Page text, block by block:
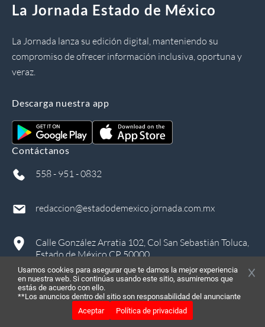
in
La Jornada Estado de México
La Jornada lanza su edición digital, manteniendo su
compromiso de ofrecer información inclusiva, oportuna y
veraz.
Descarga nuestra app
Contáctanos
558 - 951 - 0832
redaccion@estadodemexico.jornada.com.mx
Calle González Arratia 102, Col San Sebastián Toluca,
Estado de México CP 50000
2026, Todos los derechos reservados
Usamos cookies para asegurar que te damos la mejor experiencia
en nuestra web. Si continúas usando este sitio, asumiremos que
estás de acuerdo con ello.
**Los anuncios dentro del sitio son responsabilidad del anunciante
Aceptar
Política de privacidad